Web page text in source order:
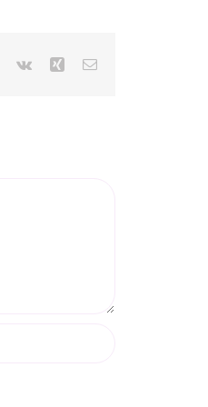
Pinterest
Vk Xing Email